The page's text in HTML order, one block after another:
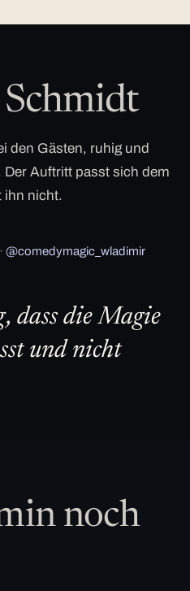
den Gästen, ruhig und
Auftritt passt sich dem
ihn nicht.
@comedymagic_wladimir
dass die Magie
und nicht
noch